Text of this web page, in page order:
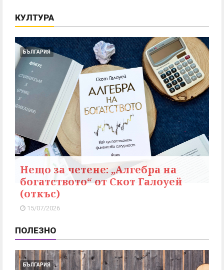
КУЛТУРА
БЪЛГАРИЯ
Нещо за четене: „Алгебра на
богатството“ от Скот Галоуей
(откъс)
15/07/2026
ПОЛЕЗНО
БЪЛГАРИЯ